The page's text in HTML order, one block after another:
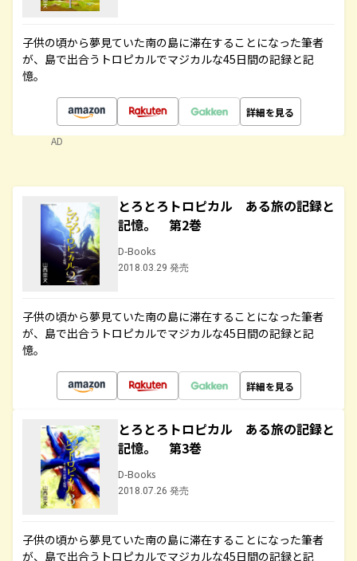
子供の頃から夢見ていた南の島に滞在することになった筆者
が、島で出合うトロピカルでマジカルな45日間の記録と記
憶。
詳細を見る
AD
とろとろトロピカル ある旅の記録と
記憶。 第2巻
D-Books
2018.03.29 発売
子供の頃から夢見ていた南の島に滞在することになった筆者
が、島で出合うトロピカルでマジカルな45日間の記録と記
憶。
詳細を見る
とろとろトロピカル ある旅の記録と
記憶。 第3巻
D-Books
2018.07.26 発売
子供の頃から夢見ていた南の島に滞在することになった筆者
が、島で出合うトロピカルでマジカルな45日間の記録と記